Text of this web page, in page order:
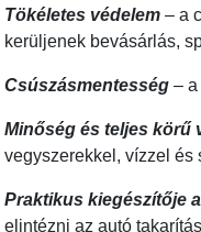
Tökéletes védelem – a
kerüljenek bevásárlás,
Csúszásmentesség –
Minőség és teljes körű
vegyszerekkel, vízzel és
Praktikus kiegészítője
elintézni az autó